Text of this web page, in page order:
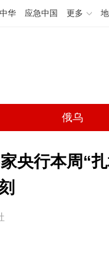
华 应急中国 更多
俄乌
央行本周“